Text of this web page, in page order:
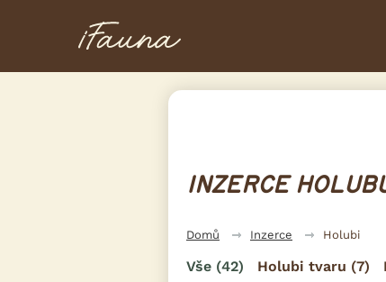
INZERCE
Domů Inzerce Holubi
Vše (42) Holubi tvaru (7)